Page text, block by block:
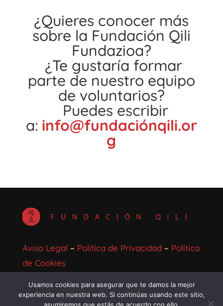
¿Quieres conocer más
sobre la Fundación Qili
Fundazioa?
¿Te gustaría formar
parte de nuestro equipo
de voluntarios?
Puedes escribir
a: info@fundaciónqili.or
g
Aviso Legal – Política de Privacidad– Política
de Cookies
Usamos cookies para asegurar que te damos la mejor
experiencia en nuestra web. Si continúas usando este sitio,